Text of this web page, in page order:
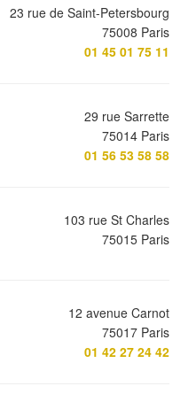
23 rue de Saint-Petersbourg
75008 Paris
01 45 01 75 11
29 rue Sarrette
75014 Paris
01 56 53 58 58
103 rue St Charles
75015 Paris
12 avenue Carnot
75017 Paris
01 42 27 24 42